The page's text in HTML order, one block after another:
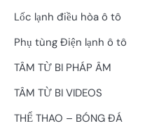
Lốc lạnh điều hòa ô tô
Phụ tùng Điện lạnh ô tô
TÂM TỪ BI PHÁP ÂM
TÂM TỪ BI VIDEOS
THỂ THAO – BÓNG ĐÁ